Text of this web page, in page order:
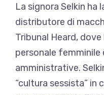
La signora Selkin ha
distributore di
Tribunal Heard,
personale
amministrative.
“cultura sessista” in